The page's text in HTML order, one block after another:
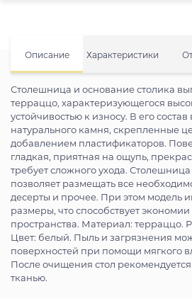
Описание Характеристики
Столешница и основание столика
терраццо, характеризующегося
устойчивостью к износу. В его
натурального камня, скрепленные
добавлением пластификаторов.
гладкая, приятная на ощупь,
требует сложного ухода.
позволяет размещать все
десерты и прочее. При этом модель
размеры, что способствует
пространства. Материал: терраццо.
Цвет: белый. Пыль и загрязнения
поверхностей при помощи мягкого
После очищения стол рекомендуется
тканью.